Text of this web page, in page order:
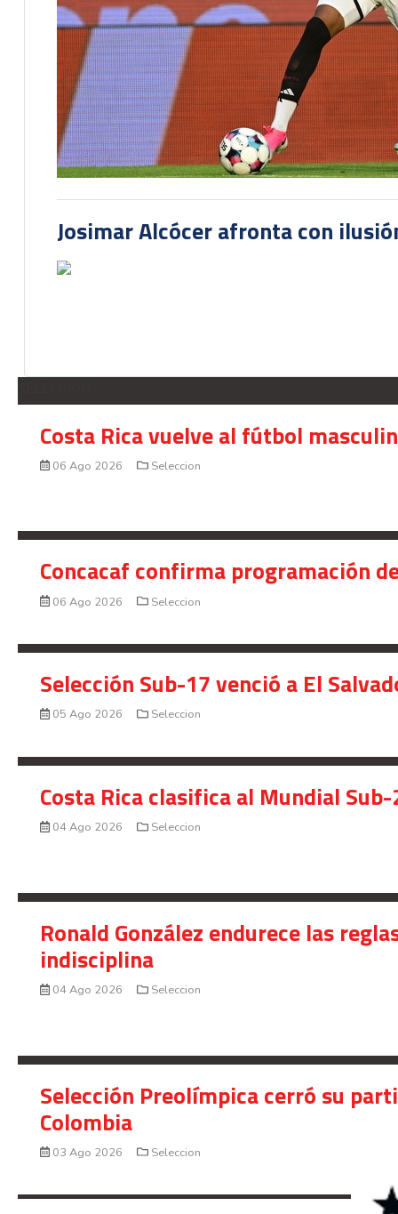
Josimar Alcócer afronta con
Costa Rica vuelve al fútbol
06 Ago 2026 Seleccion
Concacaf confirma programación
06 Ago 2026 Seleccion
Selección Sub-17 venció a El
05 Ago 2026 Seleccion
Costa Rica clasifica al Mundial
04 Ago 2026 Seleccion
Ronald González endurece las
indisciplina
04 Ago 2026 Seleccion
Selección Preolímpica cerró su
Colombia
03 Ago 2026 Seleccion